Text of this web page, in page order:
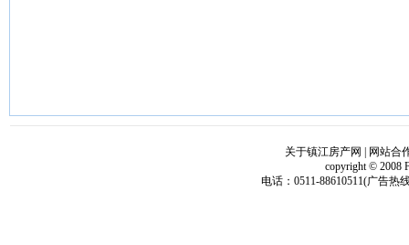
关于镇江房产网
网站合
copyright © 2008
电话：0511-88610511(广告热